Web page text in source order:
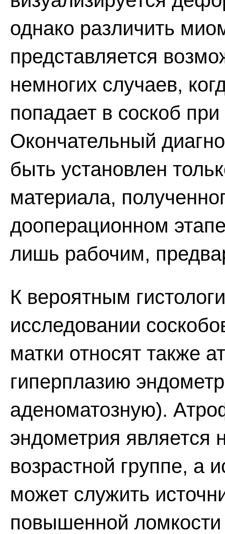
однако различить
представляется
немногих случаев,
попадает в соскоб
Окончательный
быть установлен
материала,
дооперационном
лишь рабочим,
К вероятным
исследовании
матки относят также
гиперплазию
аденоматозную).
эндометрия является
возрастной группе, а
может служить
повышенной